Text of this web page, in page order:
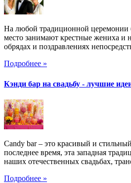
На любой традиционной церемонии
место занимают крестные жениха и
обрядах и поздравлениях
Подробнее »
Кэнди бар на свадьбу - лучшие
Candy bar – это красивый и
последнее время, эта западная
наших отечественных свадьбах,
Подробнее »